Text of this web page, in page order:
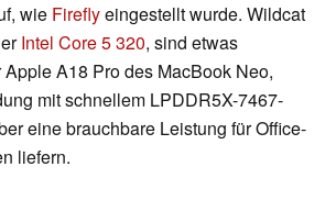
wie Fireflyeingestellt wurde. Wildcat
Intel Core 5 320, sind etwas
A18 Pro des MacBook Neo,
mit schnellem LPDDR5X-7467-
eine brauchbare Leistung für Office-
liefern.